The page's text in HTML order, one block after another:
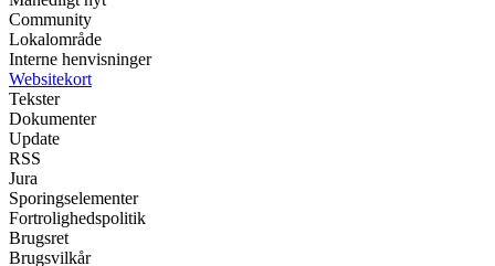
Community
Lokalområde
Interne henvisninger
Websitekort
Tekster
Dokumenter
Update
RSS
Jura
Sporingselementer
Fortrolighedspolitik
Brugsret
Brugsvilkår